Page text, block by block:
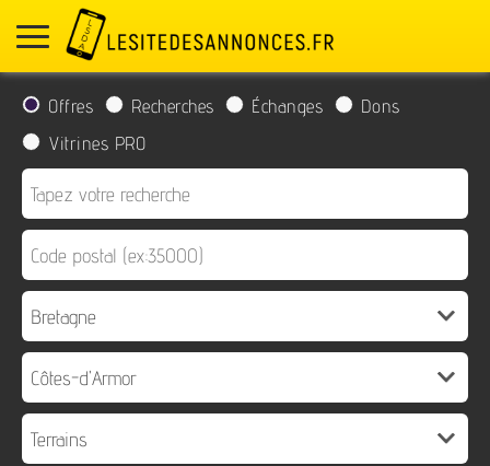
Offres Recherches Échanges
Dons
Vitrines PRO